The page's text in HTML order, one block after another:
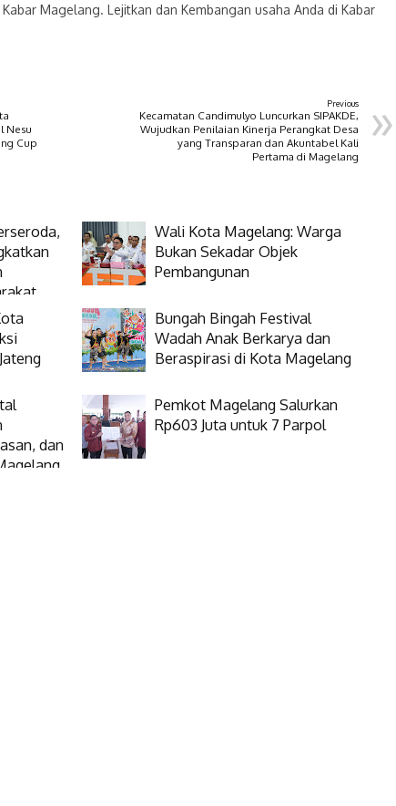
Magelang. Lejitkan dan Kembangan usaha Anda di Kabar
Nesu
Cup
»
Previous
Kecamatan Candimulyo Luncurkan SIPAKDE,
Wujudkan Penilaian Kinerja Perangkat Desa
yang Transparan dan Akuntabel Kali
Pertama di Magelang
Wali Kota Magelang: Warga
Bukan Sekadar Objek
Pembangunan
Bungah Bingah Festival
Wadah Anak Berkarya dan
Beraspirasi di Kota Magelang
dan
Pemkot Magelang Salurkan
Rp603 Juta untuk 7 Parpol